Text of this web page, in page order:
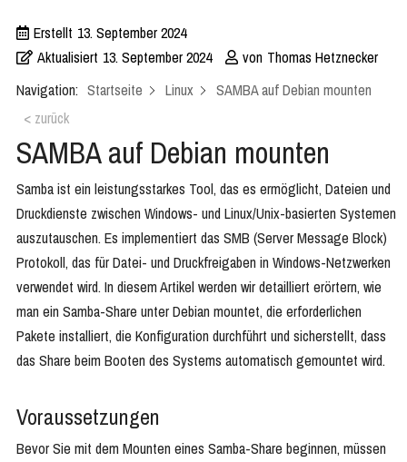
Erstellt 13. September 2024
Aktualisiert 13. September 2024 von Thomas Hetznecker
Navigation: Startseite Linux
SAMBA auf Debian mounten
< zurück
SAMBA auf Debian mounten
Samba ist ein leistungsstarkes Tool, das es ermöglicht, Dateien und
Druckdienste zwischen Windows- und Linux/Unix-basierten Systemen
auszutauschen. Es implementiert das SMB (Server Message Block)
Protokoll, das für Datei- und Druckfreigaben in Windows-Netzwerken
verwendet wird. In diesem Artikel werden wir detailliert erörtern, wie
man ein Samba-Share unter Debian mountet, die erforderlichen
Pakete installiert, die Konfiguration durchführt und sicherstellt, dass
das Share beim Booten des Systems automatisch gemountet wird.
Voraussetzungen
Bevor Sie mit dem Mounten eines Samba-Share beginnen, müssen